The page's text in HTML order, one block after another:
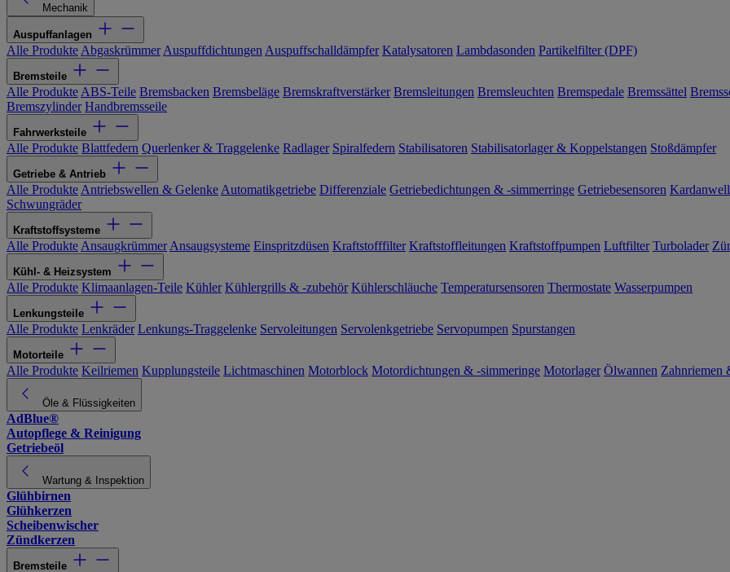
Mechanik
Auspuffanlagen
Alle Produkte Abgaskrümmer Auspuffdichtungen Auspuffschalldämpfer Katalysatoren Lambdasonden Partikelfilter (DPF)
Bremsteile
Alle Produkte ABS-Teile Bremsbacken Bremsbeläge Bremskraftverstärker Bremsleitungen Bremsleuchten Bremspedale Bremssättel
Bremszylinder Handbremsseile
Fahrwerksteile
Alle Produkte Blattfedern Querlenker & Traggelenke Radlager Spiralfedern Stabilisatoren Stabilisatorlager & Koppelstangen Stoßdämpfer
Getriebe & Antrieb
Alle Produkte Antriebswellen & Gelenke Automatikgetriebe Differenziale Getriebedichtungen & -simmerringe Getriebesensoren
Schwungräder
Kraftstoffsysteme
Alle Produkte Ansaugkrümmer Ansaugsysteme Einspritzdüsen Kraftstofffilter Kraftstoffleitungen Kraftstoffpumpen Luftfilter Turbolader
Kühl- & Heizsystem
Alle Produkte Klimaanlagen-Teile Kühler Kühlergrills & -zubehör Kühlerschläuche Temperatursensoren Thermostate Wasserpumpen
Lenkungsteile
Alle Produkte Lenkräder Lenkungs-Traggelenke Servoleitungen Servolenkgetriebe Servopumpen Spurstangen
Motorteile
Alle Produkte Keilriemen Kupplungsteile Lichtmaschinen Motorblock Motordichtungen & -simmeringe Motorlager Ölwannen Zahnriemen
Öle & Flüssigkeiten
AdBlue®
Autopflege & Reinigung
Getriebeöl
Wartung & Inspektion
Glühbirnen
Glühkerzen
Scheibenwischer
Zündkerzen
Bremsteile